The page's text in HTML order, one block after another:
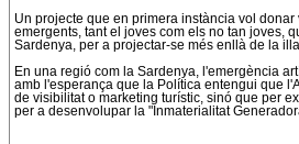
Un projecte que en primera instància vol donar
emergents, tant el joves com els no tan joves,
Sardenya, per a projectar-se més enllà de la illa.
En una regió com la Sardenya, l'emergència
amb l'esperança que la Política entengui que
de visibilitat o marketing turístic, sinó que per
per a desenvolupar la "Inmaterialitat